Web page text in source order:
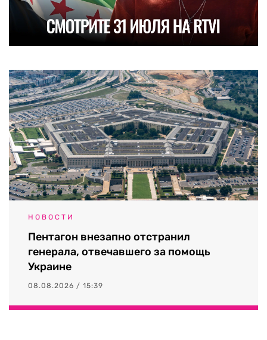
НОВОСТИ
Пентагон внезапно отстранил
генерала, отвечавшего за помощь
Украине
08.08.2026 / 15:39